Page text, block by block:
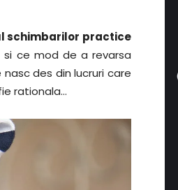
schimbarilor practice
si ce mod de a revarsa
des din lucruri care
rationala…